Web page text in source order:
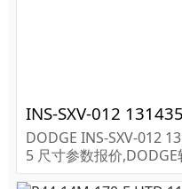
DODGE INS-SXV-012
5 尺寸参数报价